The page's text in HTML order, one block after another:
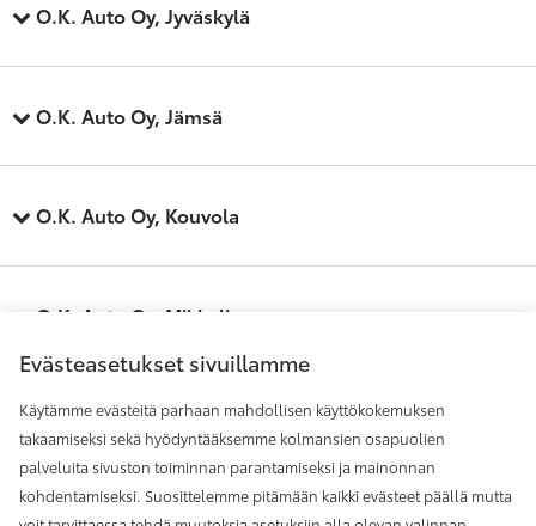
O.K. Auto Oy, Jyväskylä
O.K. Auto Oy, Jämsä
O.K. Auto Oy, Kouvola
O.K. Auto Oy, Mikkeli
O.K. Auto Oy, Savonlinna
O.K. Auto Oy, Äänekoski
Evästeasetukset sivuillamme
Käytämme evästeitä parhaan mahdollisen käyttökokemuksen
takaamiseksi sekä hyödyntääksemme kolmansien osapuolien
palveluita sivuston toiminnan parantamiseksi ja mainonnan
kohdentamiseksi. Suosittelemme pitämään kaikki evästeet päällä mutta